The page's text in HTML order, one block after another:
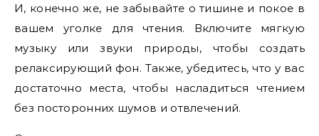
И, конечно же, не забывайте о тишине и покое в
вашем уголке для чтения. Включите мягкую
музыку или звуки природы, чтобы создать
релаксирующий фон. Также, убедитесь, что у вас
достаточно места, чтобы насладиться чтением
без посторонних шумов и отвлечений.